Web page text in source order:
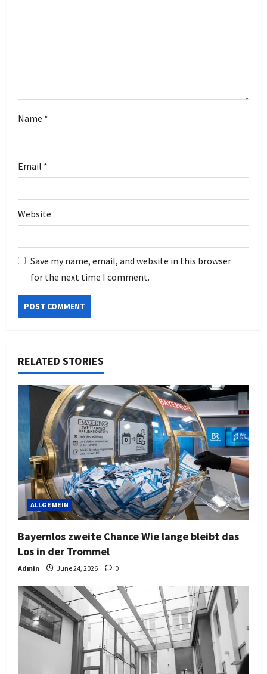
Name *
Email *
Website
Save my name, email, and website in this browser
for the next time I comment.
RELATED STORIES
ALLGEMEIN
Bayernlos zweite Chance Wie lange bleibt das
Los in der Trommel
Admin June 24, 2026 0